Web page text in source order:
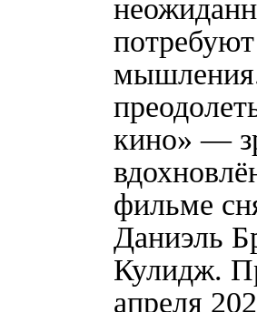
кино» —
фильме
Даниэль
Кулидж.
апреля